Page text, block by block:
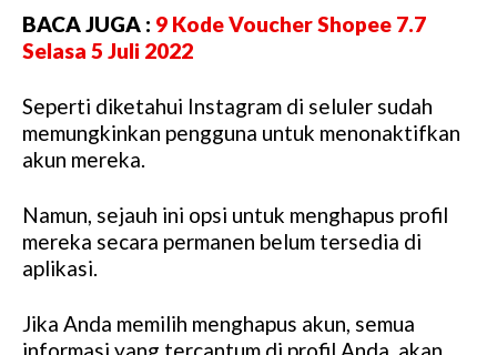
BACA JUGA : 9 Kode Voucher Shopee 7.7
Selasa 5 Juli 2022
Seperti diketahui Instagram di seluler sudah
memungkinkan pengguna untuk menonaktifkan
akun mereka.
Namun, sejauh ini opsi untuk menghapus profil
mereka secara permanen belum tersedia di
aplikasi.
Jika Anda memilih menghapus akun, semua
informasi yang tercantum di profil Anda, akan